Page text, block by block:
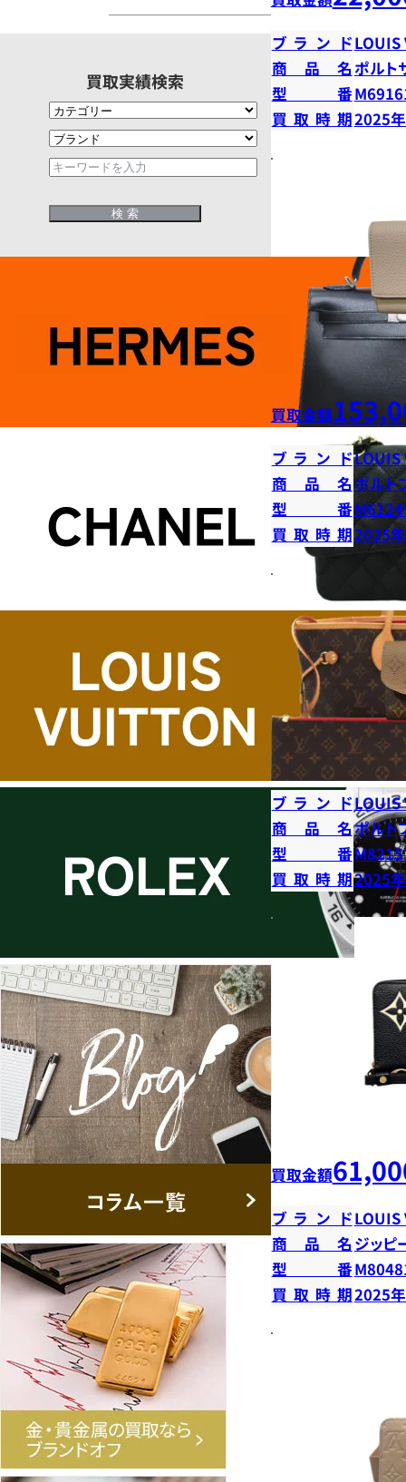
買取実績検索
ブランドLOUIS
商品名ポルト
型番
買取時期2025
買取金額
ブランドLOUIS
商品名ポルト
型番
買取時期2025
ブランドLOUIS
商品名ポルト
型番
買取時期2025
買取金額
ブランドLOUIS
商品名 ジッピ
型番
買取時期2025